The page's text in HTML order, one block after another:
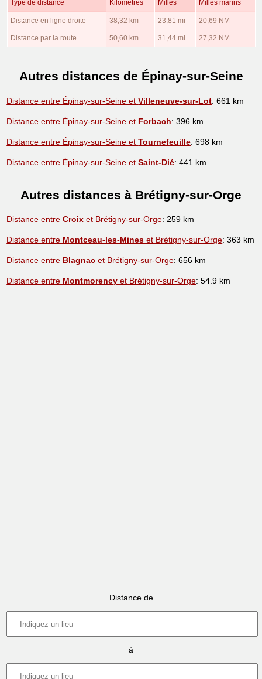
Type de distance Kilomètres Milles Milles marins
Distance en ligne droite 38,32 km 23,81 mi 20,69 NM
Distance par la route 50,60 km 31,44 mi 27,32 NM
Autres distances de Épinay-sur-Seine
Distance entre Épinay-sur-Seine etVilleneuve-sur-Lot: 661 km
Distance entre Épinay-sur-Seine et Forbach: 396 km
Distance entre Épinay-sur-Seine etTournefeuille: 698 km
Distance entre Épinay-sur-Seine etSaint-Dié: 441 km
Autres distances à Brétigny-sur-Orge
Distance entreCroix et Brétigny-sur-Orge: 259 km
Distance entre Montceau-les-Mines et Brétigny-sur-Orge: 363 km
Distance entre Blagnac et Brétigny-sur-Orge: 656 km
Distance entre Montmorency et Brétigny-sur-Orge: 54.9 km
Distance de
à